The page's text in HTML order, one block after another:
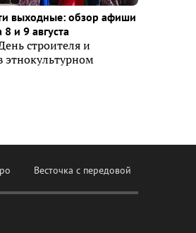
выходные: обзор афиши
8 и 9 августа
строителя и
этнокультурном
Весточка с передовой